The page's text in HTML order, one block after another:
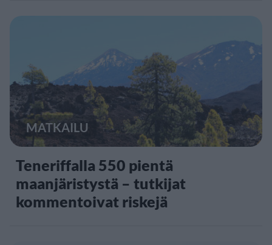
MATKAILU
Teneriffalla 550 pientä
maanjäristystä – tutkijat
kommentoivat riskejä